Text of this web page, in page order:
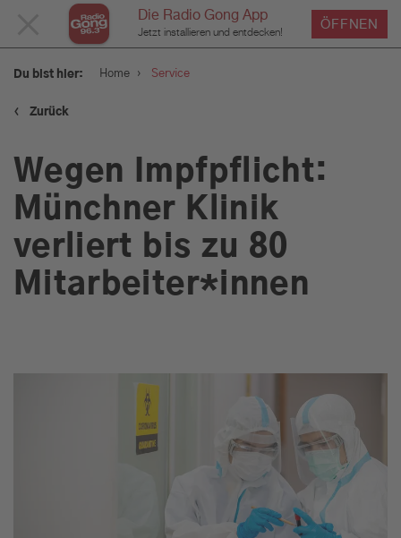
Die Radio Gong App
Jetzt installieren und entdecken!
ÖFFNEN
SCHLIESSEN
Verkehr und Blitzer
Wetter
Was geht am Wochenende:
Jobbörse
Schnee-Service
Du bist hier: Home › Service
‹ Zurück
Wegen Impfpflicht:
Münchner Klinik
verliert bis zu 80
Mitarbeiter*innen